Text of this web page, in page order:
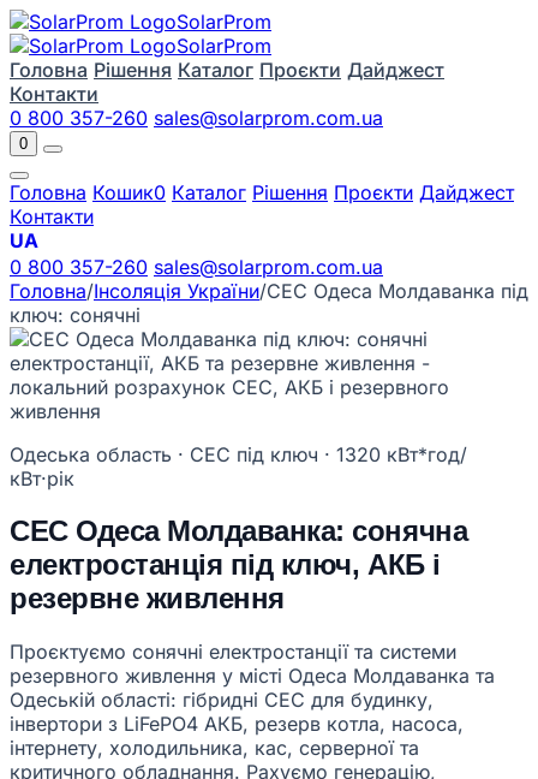
SolarProm
SolarProm
Головна Рішення Каталог Проєкти Дайджест
Контакти
0 800 357-260 sales@solarprom.com.ua
0
Головна Кошик0 Каталог Рішення Проєкти Дайджест
Контакти
UA
0 800 357-260 sales@solarprom.com.ua
Головна/Інсоляція України/СЕС Одеса Молдаванка під
ключ: сонячні
Одеська область · СЕС під ключ · 1320 кВт*год/
кВт·рік
СЕС Одеса Молдаванка: сонячна
електростанція під ключ, АКБ і
резервне живлення
Проєктуємо сонячні електростанції та системи
резервного живлення у місті Одеса Молдаванка та
Одеській області: гібридні СЕС для будинку,
інвертори з LiFePO4 АКБ, резерв котла, насоса,
інтернету, холодильника, кас, серверної та
критичного обладнання. Рахуємо генерацію,